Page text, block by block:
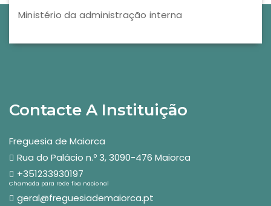
Ministério da administração interna
Contacte A Instituição
Freguesia de Maiorca
Rua do Palácio n.º 3, 3090-476 Maiorca
+351233930197
Chamada para rede fixa nacional
geral@freguesiademaiorca.pt